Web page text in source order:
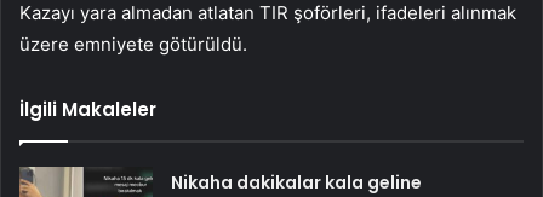
Kazayı yara almadan atlatan TIR şoförleri, ifadeleri alınmak
üzere emniyete götürüldü.
İlgili Makaleler
Nikaha dakikalar kala geline